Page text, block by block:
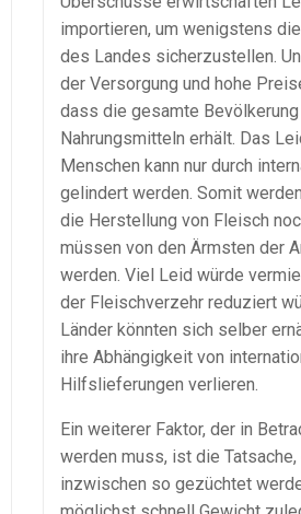
importieren, um wenigstens
des Landes sicherzustellen.
der Versorgung und hohe
dass die gesamte
Nahrungsmitteln erhält. Das
Menschen kann nur durch
gelindert werden. Somit
die Herstellung von Fleisch
müssen von den Ärmsten der
werden. Viel Leid würde
der Fleischverzehr reduziert
Länder könnten sich selber
ihre Abhängigkeit von
Hilfslieferungen verlieren.
Ein weiterer Faktor, der in
werden muss, ist die
inzwischen so gezüchtet